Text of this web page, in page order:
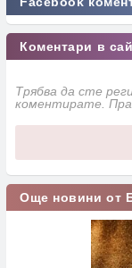
Коментари в
Трябва да сте
коментирате.
Още новини от